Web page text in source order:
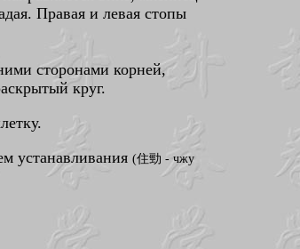
Правая и левая стопы
сторонами корней,
круг.
устанавливания (住勁 - чжу